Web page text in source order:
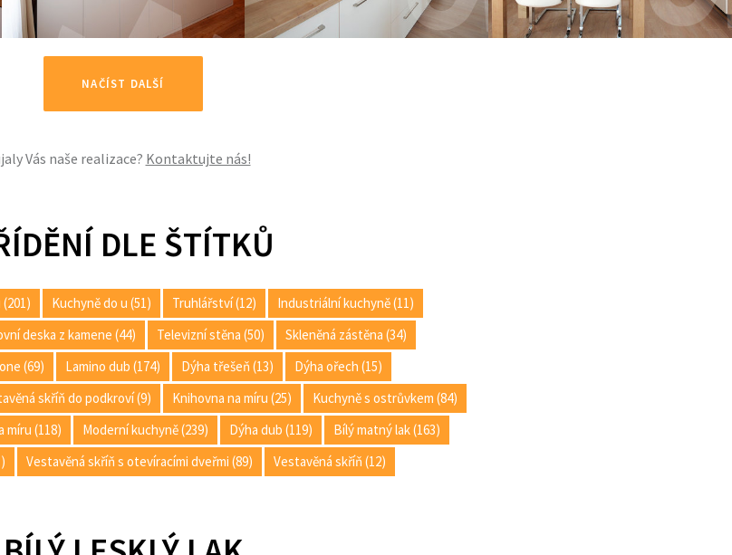
NAČÍST DALŠÍ
Vás naše realizace? Kontaktujte nás!
DLE ŠTÍTKŮ
Kuchyně do u (51) Truhlářství (12)
Industriální kuchyně (11)
deska z kamene (44) Televizní stěna (50)
Skleněná zástěna (34)
(69)
Lamino dub (174) Dýha třešeň (13)
Dýha ořech (15)
skříň do podkroví (9) Knihovna na míru (25)
Kuchyně s ostrůvkem (84)
míru (118) Moderní kuchyně (239) Dýha dub (119)
Bílý matný lak (163)
Vestavěná skříň s otevíracími dveřmi (89) Vestavěná skříň (12)